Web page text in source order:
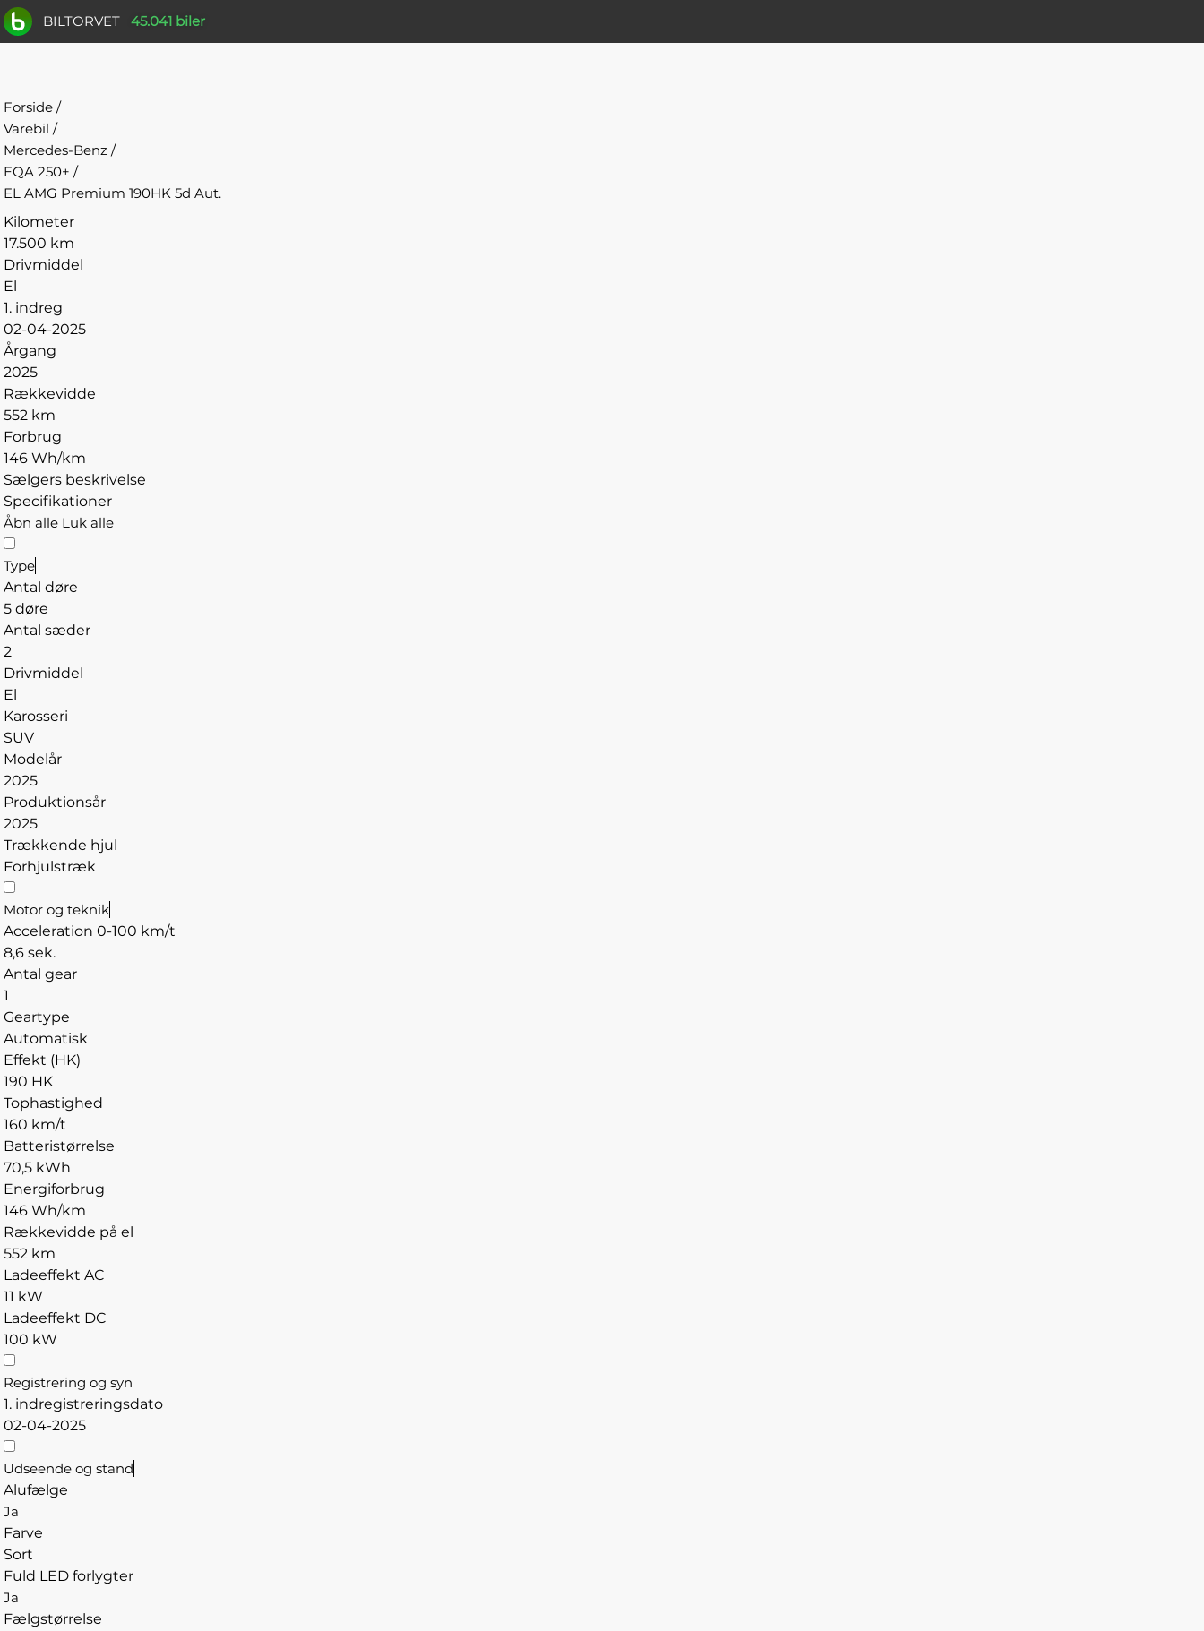
BILTORVET 45.041 biler
Forside /
Varebil /
Mercedes-Benz /
EQA 250+ /
EL AMG Premium 190HK 5d Aut.
Kilometer
17.500 km
Drivmiddel
El
1. indreg
02-04-2025
Årgang
2025
Rækkevidde
552 km
Forbrug
146 Wh/km
Sælgers beskrivelse
Specifikationer
Åbn alle Luk alle
Type
Antal døre
5 døre
Antal sæder
2
Drivmiddel
El
Karosseri
SUV
Modelår
2025
Produktionsår
2025
Trækkende hjul
Forhjulstræk
Motor og teknik
Acceleration 0-100 km/t
8,6 sek.
Antal gear
1
Geartype
Automatisk
Effekt (HK)
190 HK
Tophastighed
160 km/t
Batteristørrelse
70,5 kWh
Energiforbrug
146 Wh/km
Rækkevidde på el
552 km
Ladeeffekt AC
11 kW
Ladeeffekt DC
100 kW
Registrering og syn
1. indregistreringsdato
02-04-2025
Udseende og stand
Alufælge
Ja
Farve
Sort
Fuld LED forlygter
Ja
Fælgstørrelse